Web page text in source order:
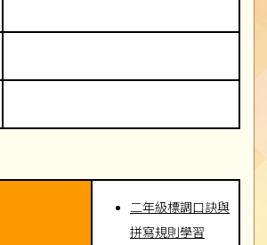
二年級標調口訣與
拼寫規則學習